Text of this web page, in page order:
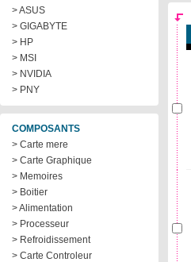
> ASUS
> GIGABYTE
> HP
> MSI
> NVIDIA
> PNY
COMPOSANTS
> Carte mere
> Carte Graphique
> Memoires
> Boitier
> Alimentation
> Processeur
> Refroidissement
> Carte Controleur